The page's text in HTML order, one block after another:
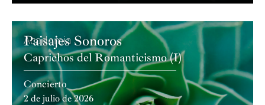
Academia
Paisajes Sonoros
Caprichos del Romanticismo (I)
Concierto
2 de julio de 2026